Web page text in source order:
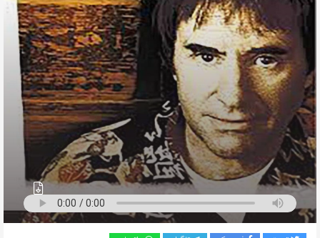
با
دوستان
خود
اشتراک
بگذارید.
کپی
لینک